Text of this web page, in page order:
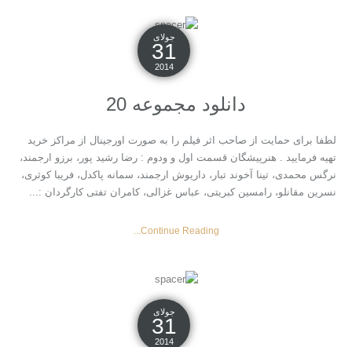
جولای
31
2014
دانلود مجموعه 20
لطفا برای حمایت از صاحب اثر فیلم را به صورت اورجینال از مراکز خرید
تهیه فرمایید . هنرپیشگان قسمت اول و ودوم : رضا رشید پور، برزو ارجمند،
نرگس محمدی، تینا آخوند تبار، داریوش ارجمند، سمانه پاکدل، فریبا کوثری،
نسرین مقانلو، رامسین کبریتی، عباس غزالی، کامران تفتی کارگردان :...
Continue Reading...
جولای
31
2014